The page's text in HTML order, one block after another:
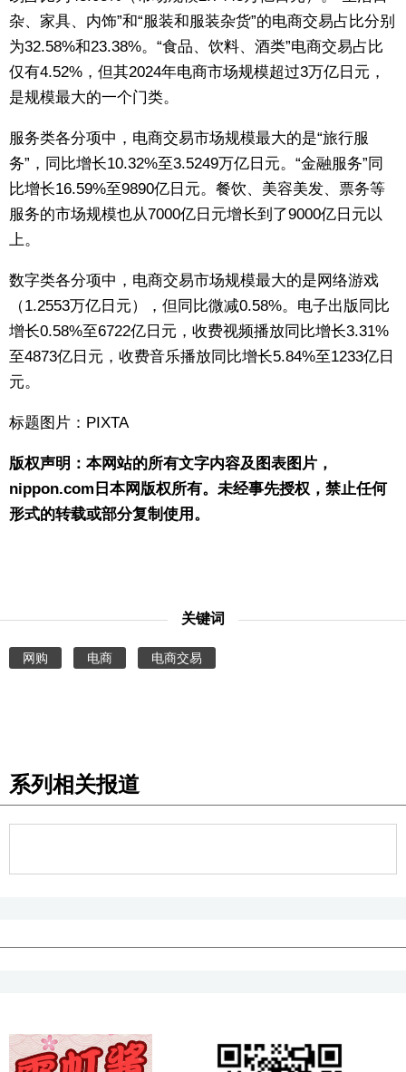
杂、家具、内饰”和“服装和服装杂货”的电商交易占比分别
为32.58%和23.38%。“食品、饮料、酒类”电商交易占比
仅有4.52%，但其2024年电商市场规模超过3万亿日元，
是规模最大的一个门类。
服务类各分项中，电商交易市场规模最大的是“旅行服
务”，同比增长10.32%至3.5249万亿日元。“金融服务”同
比增长16.59%至9890亿日元。餐饮、美容美发、票务等
服务的市场规模也从7000亿日元增长到了9000亿日元以
上。
数字类各分项中，电商交易市场规模最大的是网络游戏
（1.2553万亿日元），但同比微减0.58%。电子出版同比
增长0.58%至6722亿日元，收费视频播放同比增长3.31%
至4873亿日元，收费音乐播放同比增长5.84%至1233亿日
元。
标题图片：PIXTA
版权声明：本网站的所有文字内容及图表图片，
nippon.com日本网版权所有。未经事先授权，禁止任何
形式的转载或部分复制使用。
关键词
网购 电商 电商交易
系列相关报道